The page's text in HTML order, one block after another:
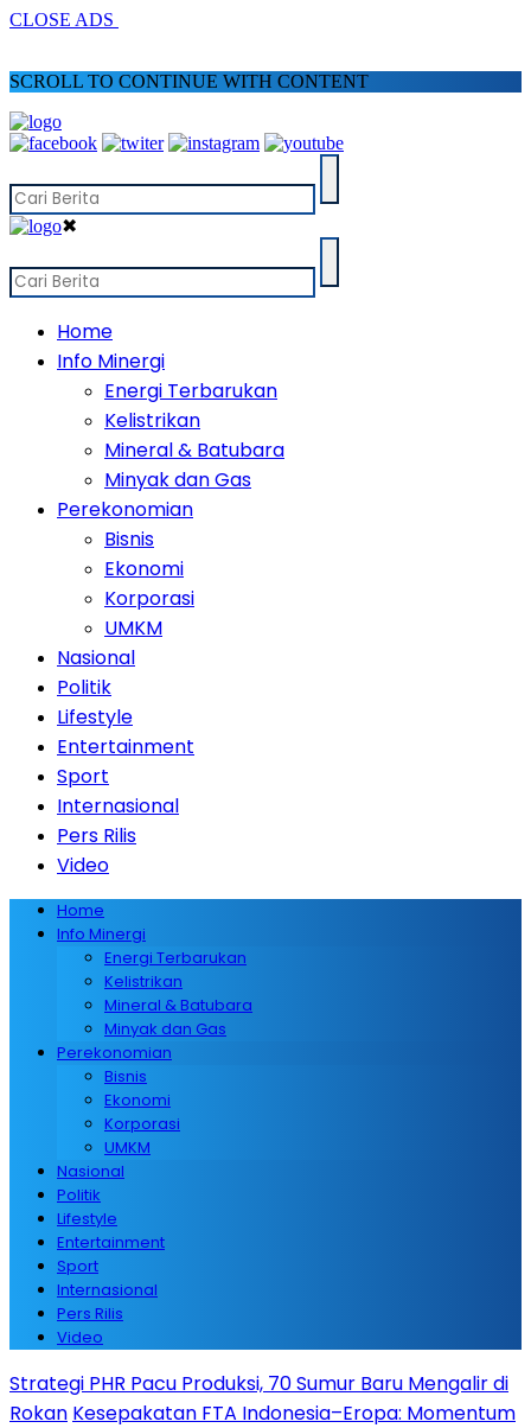
CLOSE ADS
SCROLL TO CONTINUE WITH CONTENT
✖
Home
Info Minergi
Energi Terbarukan
Kelistrikan
Mineral & Batubara
Minyak dan Gas
Perekonomian
Bisnis
Ekonomi
Korporasi
UMKM
Nasional
Politik
Lifestyle
Entertainment
Sport
Internasional
Pers Rilis
Video
Home
Info Minergi
Energi Terbarukan
Kelistrikan
Mineral & Batubara
Minyak dan Gas
Perekonomian
Bisnis
Ekonomi
Korporasi
UMKM
Nasional
Politik
Lifestyle
Entertainment
Sport
Internasional
Pers Rilis
Video
Strategi PHR Pacu Produksi, 70 Sumur Baru Mengalir di
Rokan Kesepakatan FTA Indonesia–Eropa: Momentum